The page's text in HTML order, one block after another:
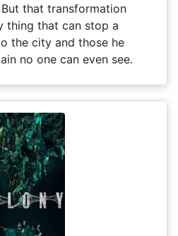
that transformation
thing that can stop a
the city and those he
no one can even see.